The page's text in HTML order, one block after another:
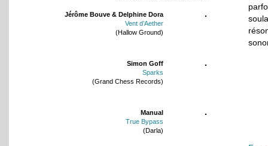
Jérôme Bouve & Delphine Dora
Vent d’Aether
(Hallow Ground)
Simon Goff
Sparks
(Grand Chess Records)
Manual
True Bypass
(Darla)